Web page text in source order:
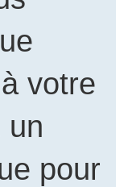
votre
un
pour